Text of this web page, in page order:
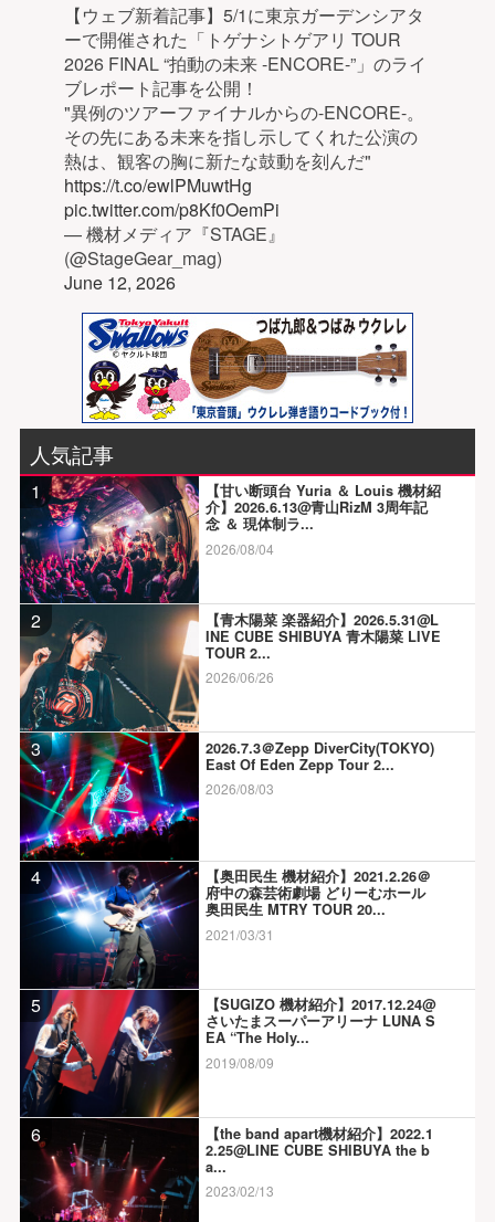
【ウェブ新着記事】5/1に東京ガーデンシアタ
ーで開催された「トゲナシトゲアリ TOUR
2026 FINAL “拍動の未来 -ENCORE-”」のライ
ブレポート記事を公開！
"異例のツアーファイナルからの-ENCORE-。
その先にある未来を指し示してくれた公演の
熱は、観客の胸に新たな鼓動を刻んだ"
https://t.co/ewlPMuwtHg
pic.twitter.com/p8Kf0OemPi
— 機材メディア『STAGE』
(@StageGear_mag)
June 12, 2026
人気記事
1
【甘い断頭台 Yuria ＆ Louis 機材紹
介】2026.6.13@青山RizM 3周年記
念 ＆ 現体制ラ...
2026/08/04
2
【青木陽菜 楽器紹介】2026.5.31@L
INE CUBE SHIBUYA 青木陽菜 LIVE
TOUR 2...
2026/06/26
3
2026.7.3＠Zepp DiverCity(TOKYO)
East Of Eden Zepp Tour 2...
2026/08/03
4
【奥田民生 機材紹介】2021.2.26＠
府中の森芸術劇場 どりーむホール
奥田民生 MTRY TOUR 20...
2021/03/31
5
【SUGIZO 機材紹介】2017.12.24@
さいたまスーパーアリーナ LUNA S
EA “The Holy...
2019/08/09
6
【the band apart機材紹介】2022.1
2.25@LINE CUBE SHIBUYA the b
a...
2023/02/13